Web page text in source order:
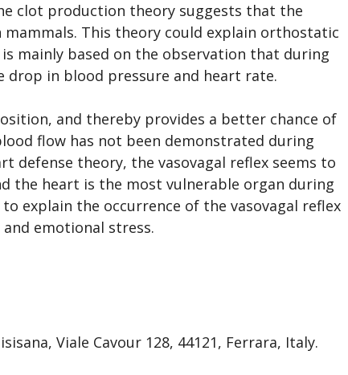
clot production theory suggests that the
mammals. This theory could explain orthostatic
mainly based on the observation that during
in blood pressure and heart rate.
and thereby provides a better chance of
flow has not been demonstrated during
defense theory, the vasovagal reflex seems to
the heart is the most vulnerable organ during
explain the occurrence of the vasovagal reflex
emotional stress.
Viale Cavour 128, 44121, Ferrara, Italy.